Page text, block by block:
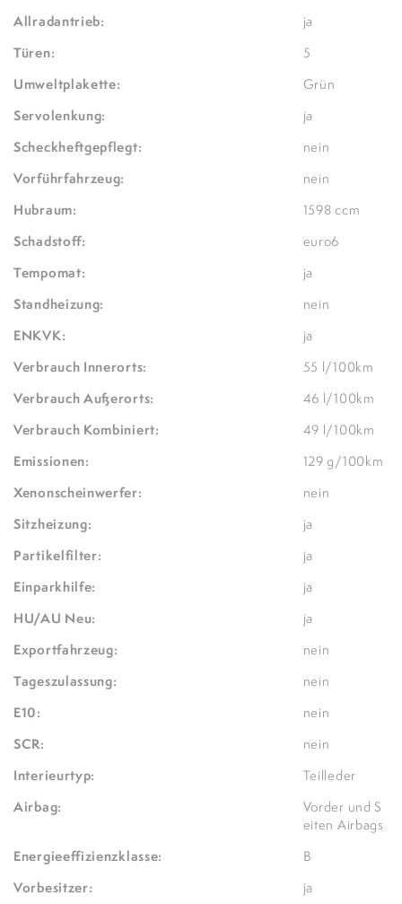
Allradantrieb: ja
Türen: 5
Umweltplakette: Grün
Servolenkung: ja
Scheckheftgepflegt: nein
Vorführfahrzeug: nein
Hubraum: 1598 ccm
Schadstoff: euro6
Tempomat: ja
Standheizung: nein
ENKVK: ja
Verbrauch Innerorts: 55 l/100km
Verbrauch Außerorts: 46 l/100km
Verbrauch Kombiniert: 49 l/100km
Emissionen: 129 g/100km
Xenonscheinwerfer: nein
Sitzheizung: ja
Partikelfilter: ja
Einparkhilfe: ja
HU/AU Neu: ja
Exportfahrzeug: nein
Tageszulassung: nein
E10: nein
SCR: nein
Interieurtyp: Teilleder
Airbag:
Vorder und S
eiten Airbags
Energieeffizienzklasse: B
Vorbesitzer: ja